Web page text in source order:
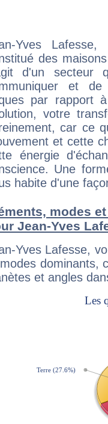
Yves
des
d'un secteur
et
par rapport
votre
car ce
et cette
énergie
Une
habite d'une
modes
Jean-Yves
Yves Lafesse,
dominants,
et angles